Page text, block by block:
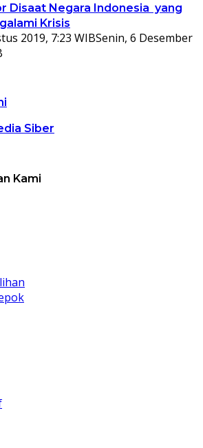
Disaat Negara Indonesia yang
Krisis
2019, 7:23 WIBSenin, 6 Desember
Siber
Kami